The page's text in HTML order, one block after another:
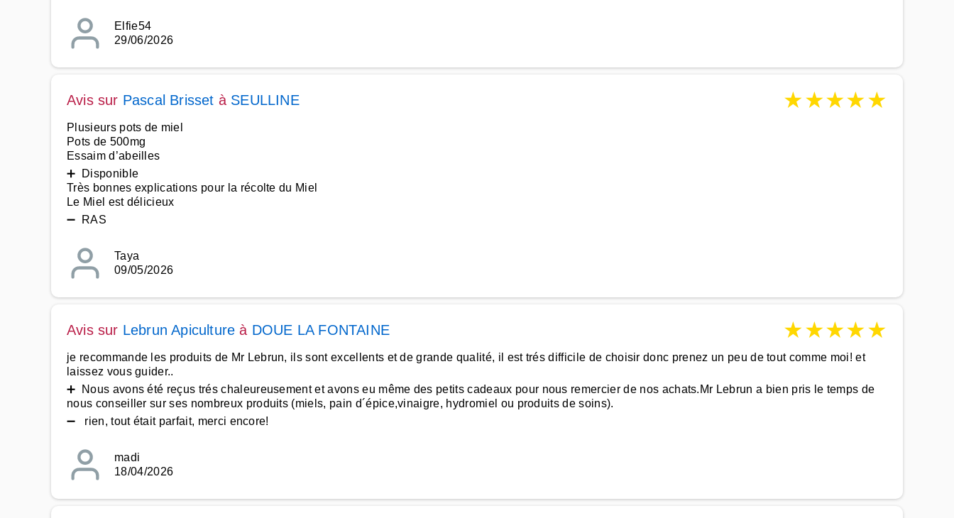
Elfie54
29/06/2026
Avis sur Pascal Brisset à SEULLINE ★★★★★
Plusieurs pots de miel
Pots de 500mg
Essaim d’abeilles
➕ Disponible
Très bonnes explications pour la récolte du Miel
Le Miel est délicieux
➖ RAS
Taya
09/05/2026
Avis sur Lebrun Apiculture à DOUE LA FONTAINE ★★★★★
je recommande les produits de Mr Lebrun, ils sont excellents et de grande qualité, il est trés difficile de choisir donc prenez un peu de tout comme moi! et
laissez vous guider..
➕ Nous avons été reçus trés chaleureusement et avons eu même des petits cadeaux pour nous remercier de nos achats.Mr Lebrun a bien pris le temps de
nous conseiller sur ses nombreux produits (miels, pain d´épice,vinaigre, hydromiel ou produits de soins).
➖ rien, tout était parfait, merci encore!
madi
18/04/2026